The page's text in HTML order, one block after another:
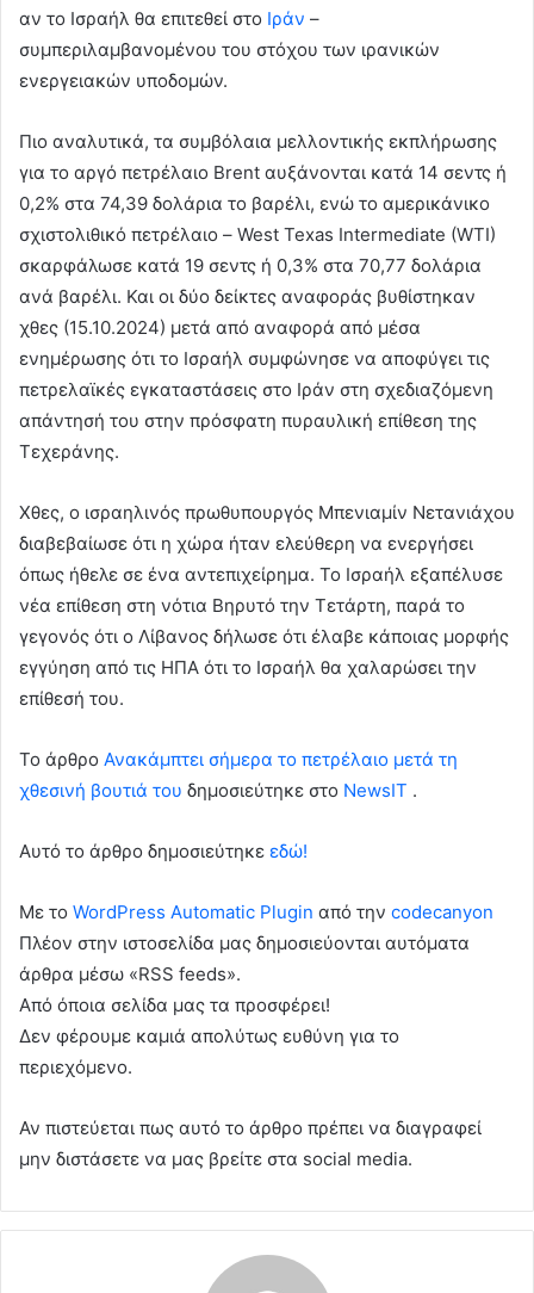
αν το Ισραήλ θα επιτεθεί στο Ιράν –
συμπεριλαμβανομένου του στόχου των ιρανικών
ενεργειακών υποδομών.
Πιο αναλυτικά, τα συμβόλαια μελλοντικής εκπλήρωσης
για το αργό πετρέλαιο Brent αυξάνονται κατά 14 σεντς ή
0,2% στα 74,39 δολάρια το βαρέλι, ενώ το αμερικάνικο
σχιστολιθικό πετρέλαιο – West Texas Intermediate (WTI)
σκαρφάλωσε κατά 19 σεντς ή 0,3% στα 70,77 δολάρια
ανά βαρέλι. Και οι δύο δείκτες αναφοράς βυθίστηκαν
χθες (15.10.2024) μετά από αναφορά από μέσα
ενημέρωσης ότι το Ισραήλ συμφώνησε να αποφύγει τις
πετρελαϊκές εγκαταστάσεις στο Ιράν στη σχεδιαζόμενη
απάντησή του στην πρόσφατη πυραυλική επίθεση της
Τεχεράνης.
Χθες, ο ισραηλινός πρωθυπουργός Μπενιαμίν Νετανιάχου
διαβεβαίωσε ότι η χώρα ήταν ελεύθερη να ενεργήσει
όπως ήθελε σε ένα αντεπιχείρημα. Το Ισραήλ εξαπέλυσε
νέα επίθεση στη νότια Βηρυτό την Τετάρτη, παρά το
γεγονός ότι ο Λίβανος δήλωσε ότι έλαβε κάποιας μορφής
εγγύηση από τις ΗΠΑ ότι το Ισραήλ θα χαλαρώσει την
επίθεσή του.
To άρθρο Ανακάμπτει σήμερα το πετρέλαιο μετά τη
χθεσινή βουτιά του δημοσιεύτηκε στο NewsIT .
Αυτό το άρθρο δημοσιεύτηκε εδώ!
Με το WordPress Automatic Plugin από την codecanyon
Πλέον στην ιστοσελίδα μας δημοσιεύονται αυτόματα
άρθρα μέσω «RSS feeds».
Από όποια σελίδα μας τα προσφέρει!
Δεν φέρουμε καμιά απολύτως ευθύνη για το
περιεχόμενο.
Αν πιστεύεται πως αυτό το άρθρο πρέπει να διαγραφεί
μην διστάσετε να μας βρείτε στα social media.